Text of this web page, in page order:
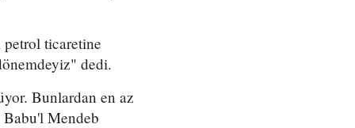
ticaretine
dedi.
Bunlardan en az
Babu'l Mendeb